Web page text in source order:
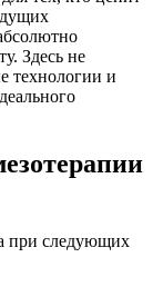
Здесь не
технологии и
при следующих